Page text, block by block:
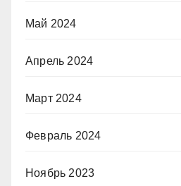
Май 2024
Апрель 2024
Март 2024
Февраль 2024
Ноябрь 2023